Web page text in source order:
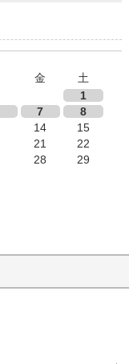
金
土
1
7
8
14
15
21
22
28
29